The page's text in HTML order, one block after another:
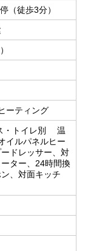
（徒歩3分）
ーティング
・トイレ別 温
ルパネルヒー
ドレッサー、対
ター、24時間換
、対面キッチ